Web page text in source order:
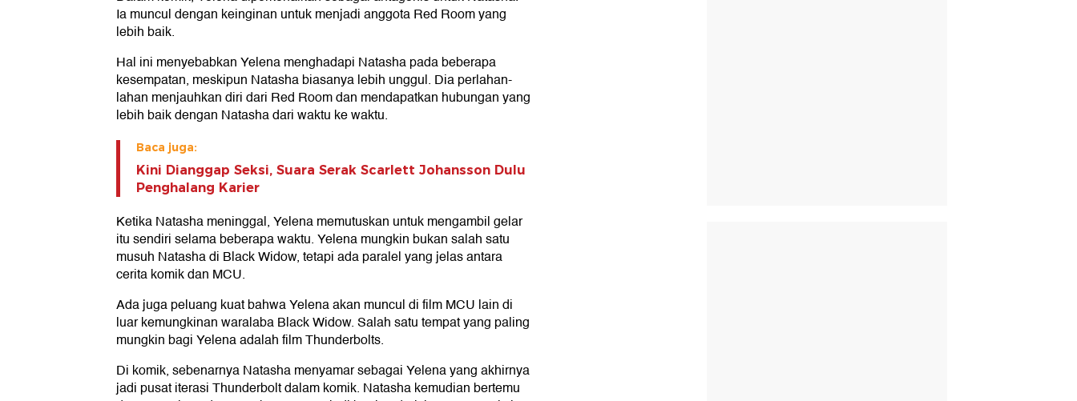
Ia muncul dengan keinginan untuk menjadi anggota Red Room yang
lebih baik.
Hal ini menyebabkan Yelena menghadapi Natasha pada beberapa
kesempatan, meskipun Natasha biasanya lebih unggul. Dia perlahan-
lahan menjauhkan diri dari Red Room dan mendapatkan hubungan yang
lebih baik dengan Natasha dari waktu ke waktu.
Baca juga:
Kini Dianggap Seksi, Suara Serak Scarlett Johansson Dulu
Penghalang Karier
Ketika Natasha meninggal, Yelena memutuskan untuk mengambil gelar
itu sendiri selama beberapa waktu. Yelena mungkin bukan salah satu
musuh Natasha di Black Widow, tetapi ada paralel yang jelas antara
cerita komik dan MCU.
Ada juga peluang kuat bahwa Yelena akan muncul di film MCU lain di
luar kemungkinan waralaba Black Widow. Salah satu tempat yang paling
mungkin bagi Yelena adalah film Thunderbolts.
Di komik, sebenarnya Natasha menyamar sebagai Yelena yang akhirnya
jadi pusat iterasi Thunderbolt dalam komik. Natasha kemudian bertemu